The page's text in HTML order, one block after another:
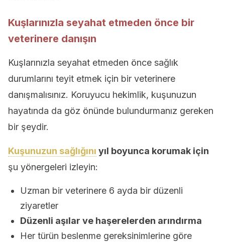
Kuşlarınızla seyahat etmeden önce bir
veterinere danışın
Kuşlarınızla seyahat etmeden önce sağlık
durumlarını teyit etmek için bir veterinere
danışmalısınız. Koruyucu hekimlik, kuşunuzun
hayatında da göz önünde bulundurmanız gereken
bir şeydir.
Kuşunuzun sağlığını yıl boyunca korumak için
şu yönergeleri izleyin:
Uzman bir veterinere 6 ayda bir düzenli
ziyaretler
Düzenli aşılar ve haşerelerden arındırma
Her türün beslenme gereksinimlerine göre